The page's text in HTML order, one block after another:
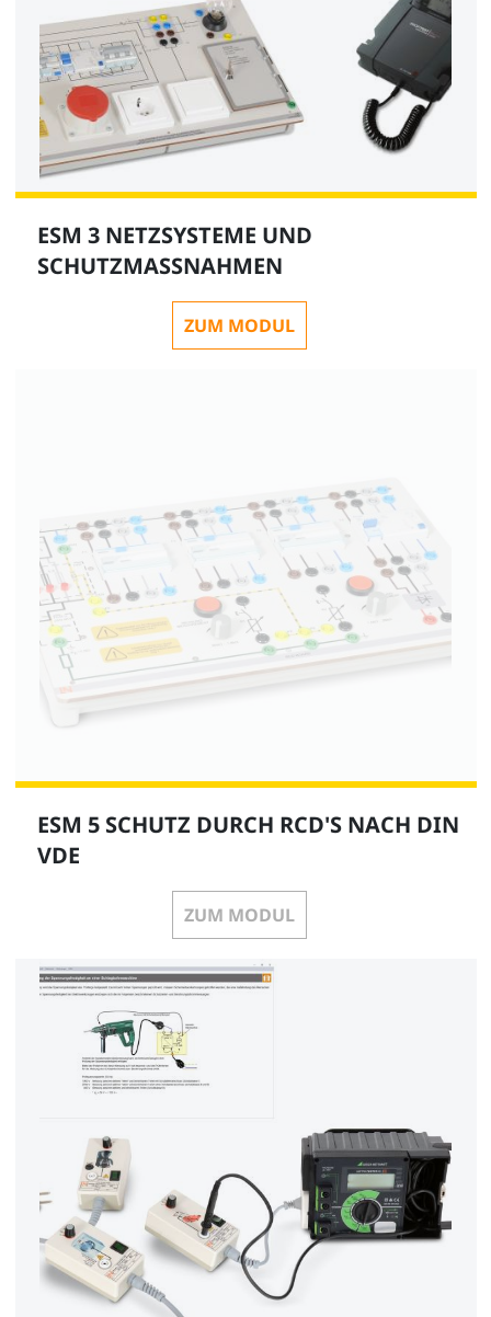
ESM 3 NETZSYSTEME UND
SCHUTZMASSNAHMEN
ZUM MODUL
ESM 5 SCHUTZ DURCH RCD'S NACH DIN
VDE
ZUM MODUL